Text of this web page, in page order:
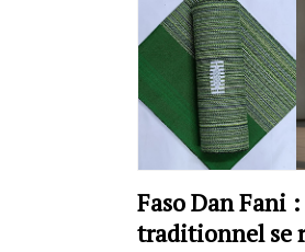
Faso Dan Fani
traditionnel se